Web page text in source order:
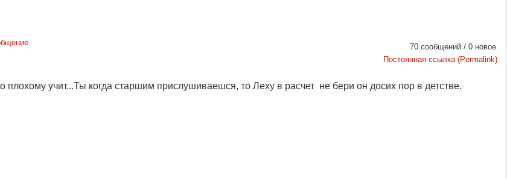
70 сообщений / 0 новое
Постоянная ссылка (Permalink)
плохому учит...Ты когда старшим прислушиваешся, то Леху в расчет не бери он досих пор в детстве.